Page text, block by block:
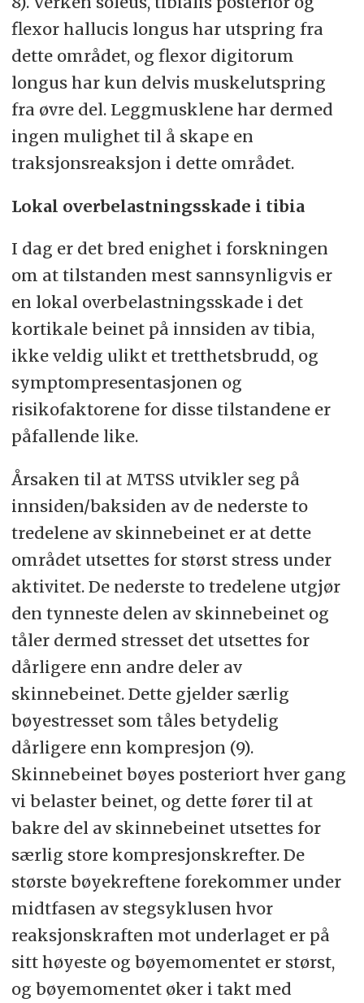
flexor hallucis longus har utspring fra
dette området, og flexor digitorum
longus har kun delvis muskelutspring
fra øvre del. Leggmusklene har dermed
ingen mulighet til å skape en
traksjonsreaksjon i dette området.
Lokal overbelastningsskade i tibia
I dag er det bred enighet i forskningen
om at tilstanden mest sannsynligvis er
en lokal overbelastningsskade i det
kortikale beinet på innsiden av tibia,
ikke veldig ulikt et tretthetsbrudd, og
symptompresentasjonen og
risikofaktorene for disse tilstandene er
påfallende like.
Årsaken til at MTSS utvikler seg på
innsiden/baksiden av de nederste to
tredelene av skinnebeinet er at dette
området utsettes for størst stress under
aktivitet. De nederste to tredelene utgjør
den tynneste delen av skinnebeinet og
tåler dermed stresset det utsettes for
dårligere enn andre deler av
skinnebeinet. Dette gjelder særlig
bøyestresset som tåles betydelig
dårligere enn kompresjon (9).
Skinnebeinet bøyes posteriort hver gang
vi belaster beinet, og dette fører til at
bakre del av skinnebeinet utsettes for
særlig store kompresjonskrefter. De
største bøyekreftene forekommer under
midtfasen av stegsyklusen hvor
reaksjonskraften mot underlaget er på
sitt høyeste og bøyemomentet er størst,
og bøyemomentet øker i takt med